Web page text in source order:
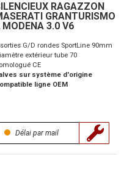
RAGAZZON
GRANTURISMO
MODENA 3.0 V6
G/D rondes SportLine 90mm
extérieur tube 70
CE
sur système d'origine
ligne OEM
Délai par mail